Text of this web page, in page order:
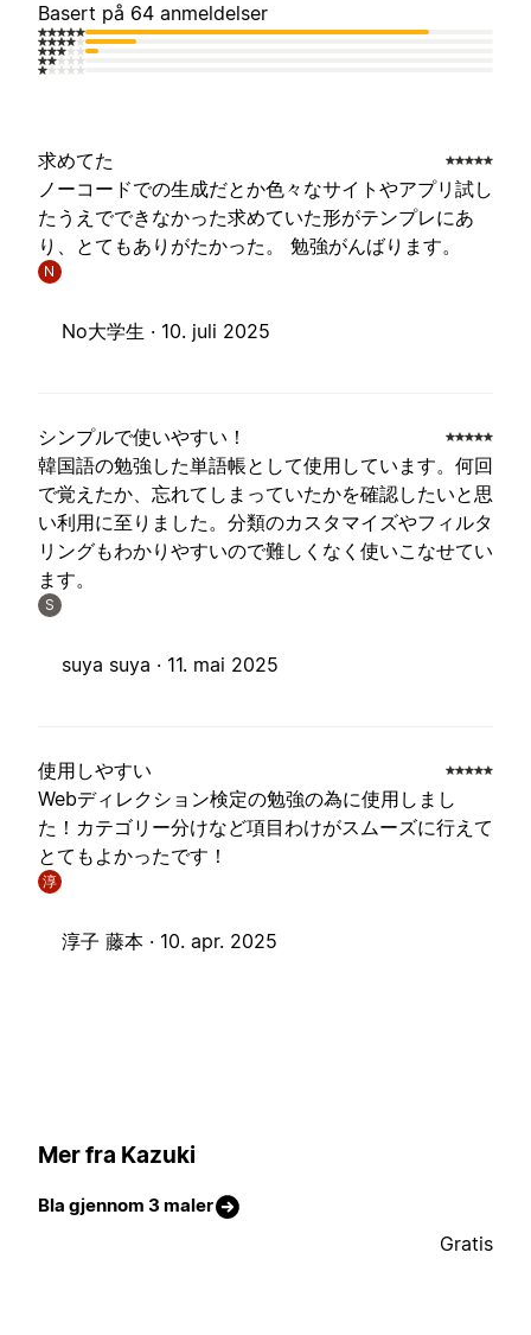
Basert på 64 anmeldelser
求めてた
ノーコードでの生成だとか色々なサイトやアプリ試し
たうえでできなかった求めていた形がテンプレにあ
り、とてもありがたかった。 勉強がんばります。
N
No大学生 · 10. juli 2025
シンプルで使いやすい！
韓国語の勉強した単語帳として使用しています。何回
で覚えたか、忘れてしまっていたかを確認したいと思
い利用に至りました。分類のカスタマイズやフィルタ
リングもわかりやすいので難しくなく使いこなせてい
ます。
S
suya suya · 11. mai 2025
使用しやすい
Webディレクション検定の勉強の為に使用しまし
た！カテゴリー分けなど項目わけがスムーズに行えて
とてもよかったです！
淳
淳子 藤本 · 10. apr. 2025
Mer fra Kazuki
Bla gjennom 3 maler
Gratis